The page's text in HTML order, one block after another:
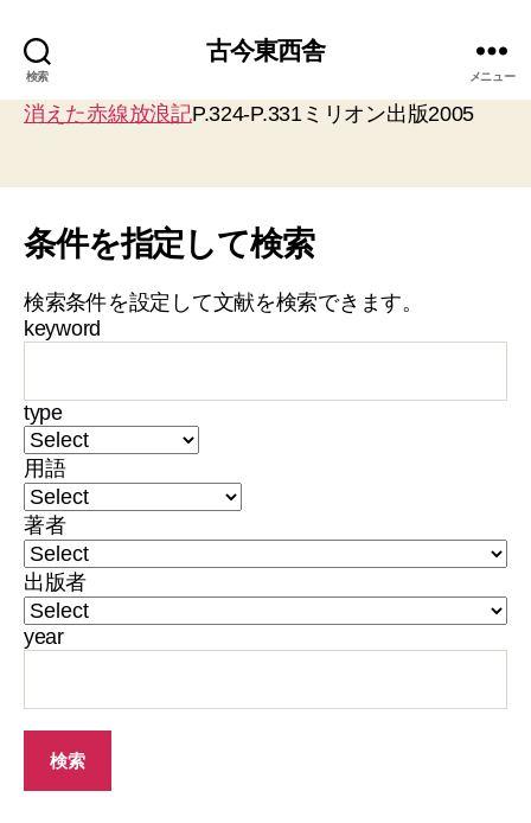
検索
古今東西舎
メニュー
消えた赤線放浪記P.324-P.331ミリオン出版2005
条件を指定して検索
検索条件を設定して文献を検索できます。
keyword
type
用語
著者
出版者
year